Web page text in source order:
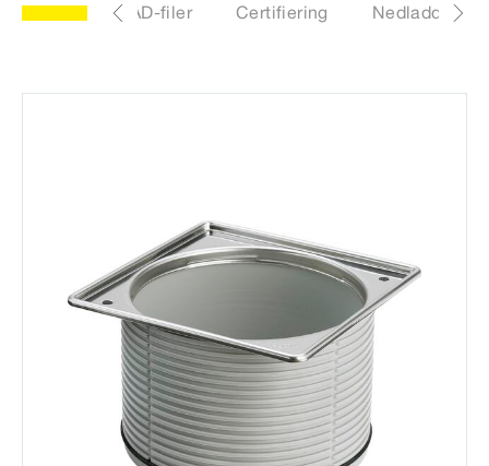
Artiklar CAD-filer Certifiering